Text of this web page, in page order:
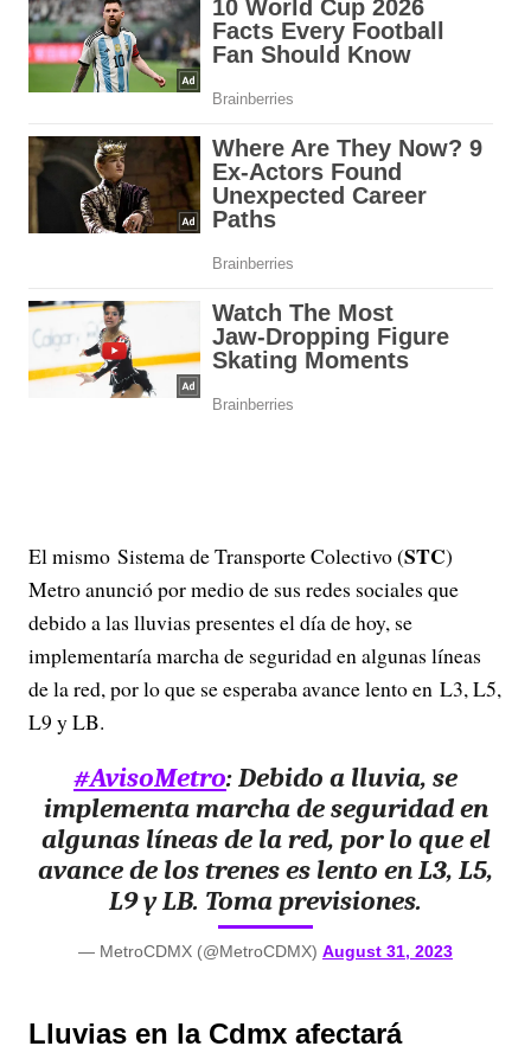
El mismo Sistema de Transporte Colectivo (STC)
Metro anunció por medio de sus redes sociales que
debido a las lluvias presentes el día de hoy, se
implementaría marcha de seguridad en algunas líneas
de la red, por lo que se esperaba avance lento en L3, L5,
L9 y LB.
#AvisoMetro: Debido a lluvia, se
implementa marcha de seguridad en
algunas líneas de la red, por lo que el
avance de los trenes es lento en L3, L5,
L9 y LB. Toma previsiones.
— MetroCDMX (@MetroCDMX) August 31, 2023
Lluvias en la Cdmx afectará